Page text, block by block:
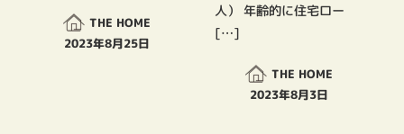
THE HOME
投稿日
2023年8月25日
人） 年齢的に住宅ロー
[…]
THE HOME
投稿日
2023年8月3日